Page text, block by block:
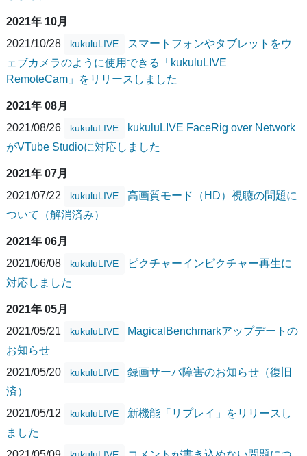
2021年 10月
2021/10/28
kukuluLIVE
スマートフォンやタブレットをウ
ェブカメラのように使用できる「kukuluLIVE
RemoteCam」をリリースしました
2021年 08月
2021/08/26
kukuluLIVE
kukuluLIVE FaceRig over Network
がVTube Studioに対応しました
2021年 07月
2021/07/22
kukuluLIVE
高画質モード（HD）視聴の問題に
ついて（解消済み）
2021年 06月
2021/06/08
kukuluLIVE
ピクチャーインピクチャー再生に
対応しました
2021年 05月
2021/05/21
kukuluLIVE
MagicalBenchmarkアップデートの
お知らせ
2021/05/20
kukuluLIVE
録画サーバ障害のお知らせ（復旧
済）
2021/05/12
kukuluLIVE
新機能「リプレイ」をリリースし
ました